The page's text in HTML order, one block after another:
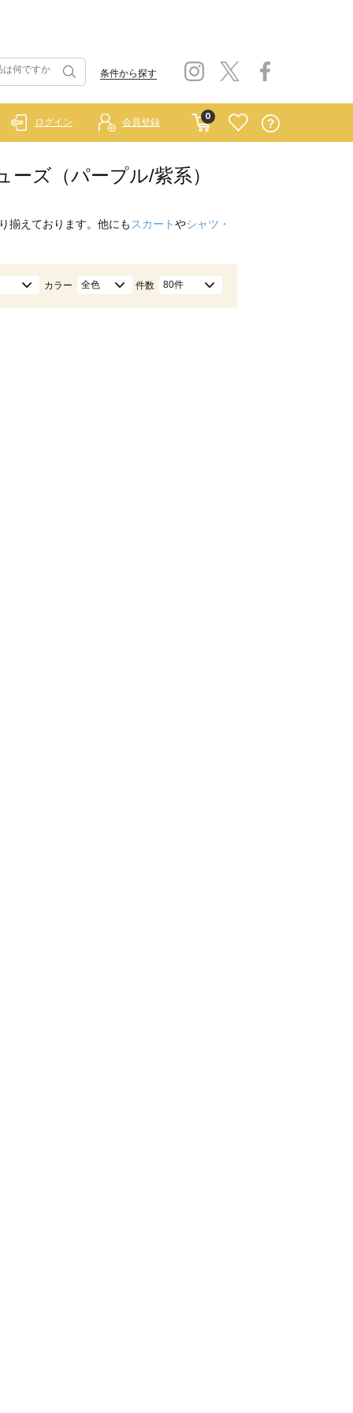
条件から探す
0
ログイン 会員登録
ズ（パープル/紫系）
揃えております。他にも スカートやシャツ・
カラー 全色 件数 80件